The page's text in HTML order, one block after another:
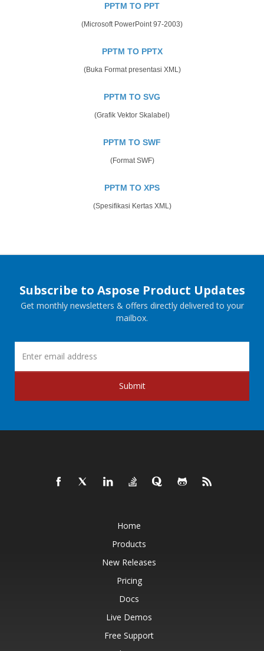
PPTM TO PPT
(Microsoft PowerPoint 97-2003)
PPTM TO PPTX
(Buka Format presentasi XML)
PPTM TO SVG
(Grafik Vektor Skalabel)
PPTM TO SWF
(Format SWF)
PPTM TO XPS
(Spesifikasi Kertas XML)
Subscribe to Aspose Product Updates
Get monthly newsletters & offers directly delivered to your
mailbox.
Submit
Home
Products
New Releases
Pricing
Docs
Live Demos
Free Support